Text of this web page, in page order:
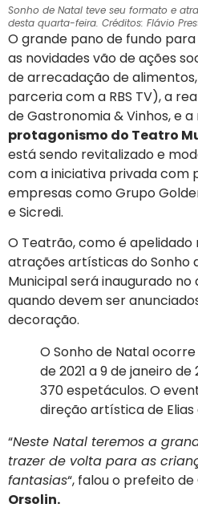
Sonho de Natal teve seu formato e
desta quarta-feira. Créditos: Flávio
O grande pano de fundo
as novidades vão de ações
de arrecadação de
parceria com a RBS TV), a
de Gastronomia & Vinhos, e
protagonismo do Teatro
está sendo revitalizado e
com a iniciativa privada com
empresas como Grupo
e Sicredi.
O Teatrão, como é
atrações artísticas do Sonho
Municipal será inaugurado no
quando devem ser
decoração.
O Sonho de Natal
de 2021 a 9 de janeiro
370 espetáculos. O
direção artística de Elias
“Neste Natal teremos a
trazer de volta para as
fantasias“, falou o prefeito de
Orsolin.